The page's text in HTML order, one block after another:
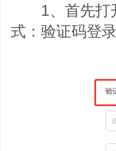
1、首先打开
式：验证码登